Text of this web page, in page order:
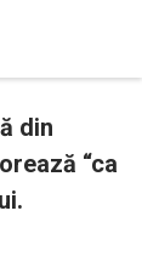
din
“ca